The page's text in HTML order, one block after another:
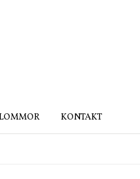
KONTAKT